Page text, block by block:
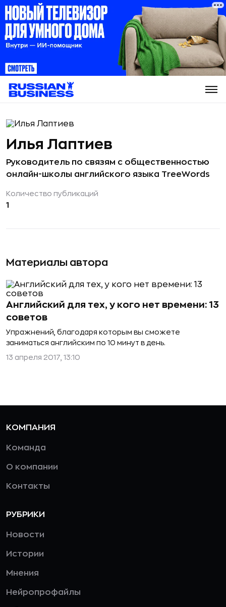
Материалы автора
Английский для тех, у кого нет времени: 13
советов
Упражнений, благодаря которым вы сможете
заниматься английским по 10 минут в день.
13 апреля 2017, 13:10
Илья Лаптиев
Руководитель по связям с общественностью
онлайн-школы английского языка TreeWords
Количество публикаций
1
КОМПАНИЯ
Команда
О компании
Контакты
РУБРИКИ
Новости
Истории
Мнения
Нейропрофайлы